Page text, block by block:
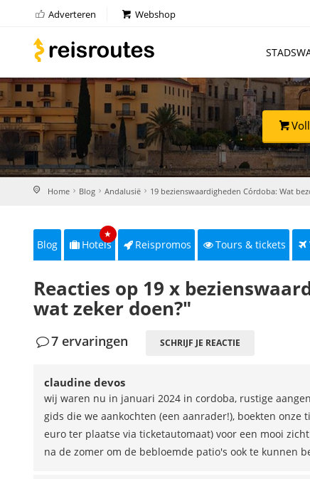
Adverteren Webshop
Home Blog Andalusië 19 bezienswaardigheden Córdoba: Wat
Blog Hotels
★
Reispromos Tours & tickets
Reacties op 19 x
wat zeker doen?"
7 ervaringen SCHRIJF JE REACTIE
claudine devos
wij waren nu in januari 2024 in cordoba, rustige
gids die we aankochten (een aanrader!), boekten
euro ter plaatse via ticketautomaat) voor een mooi
na de zomer om de bebloemde patio's ook te kunnen